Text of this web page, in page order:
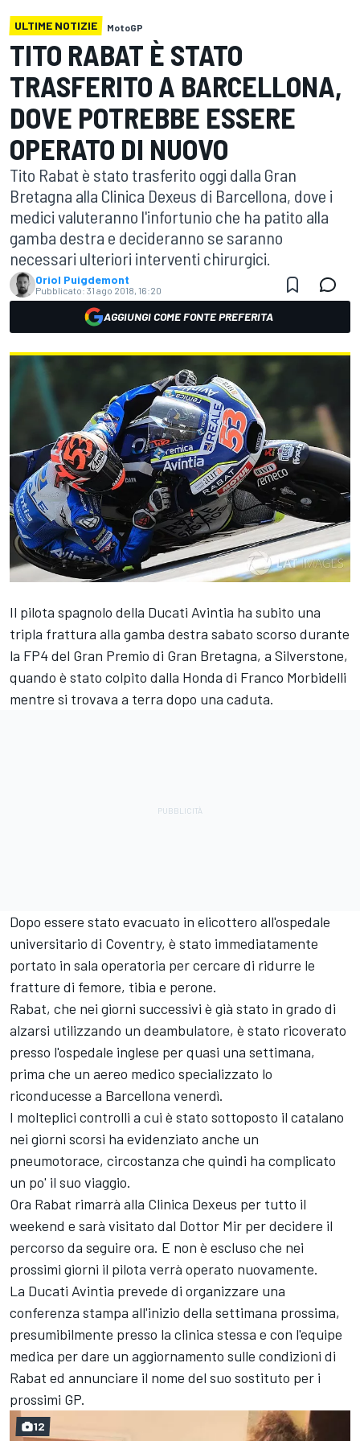
ULTIME NOTIZIE MotoGP
TITO RABAT È STATO
TRASFERITO A BARCELLONA,
DOVE POTREBBE ESSERE
OPERATO DI NUOVO
Tito Rabat è stato trasferito oggi dalla Gran
Bretagna alla Clinica Dexeus di Barcellona, dove i
medici valuteranno l'infortunio che ha patito alla
gamba destra e decideranno se saranno
necessari ulteriori interventi chirurgici.
Oriol Puigdemont
Pubblicato: 31 ago 2018, 16:20
AGGIUNGI COME FONTE PREFERITA
Il pilota spagnolo della Ducati Avintia ha subito una
tripla frattura alla gamba destra sabato scorso durante
la FP4 del Gran Premio di Gran Bretagna, a Silverstone,
quando è stato colpito dalla Honda di Franco Morbidelli
mentre si trovava a terra dopo una caduta.
Dopo essere stato evacuato in elicottero all'ospedale
universitario di Coventry, è stato immediatamente
portato in sala operatoria per cercare di ridurre le
fratture di femore, tibia e perone.
Rabat, che nei giorni successivi è già stato in grado di
alzarsi utilizzando un deambulatore, è stato ricoverato
presso l'ospedale inglese per quasi una settimana,
prima che un aereo medico specializzato lo
riconducesse a Barcellona venerdì.
I molteplici controlli a cui è stato sottoposto il catalano
nei giorni scorsi ha evidenziato anche un
pneumotorace, circostanza che quindi ha complicato
un po' il suo viaggio.
Ora Rabat rimarrà alla Clinica Dexeus per tutto il
weekend e sarà visitato dal Dottor Mir per decidere il
percorso da seguire ora. E non è escluso che nei
prossimi giorni il pilota verrà operato nuovamente.
La Ducati Avintia prevede di organizzare una
conferenza stampa all'inizio della settimana prossima,
presumibilmente presso la clinica stessa e con l'equipe
medica per dare un aggiornamento sulle condizioni di
Rabat ed annunciare il nome del suo sostituto per i
prossimi GP.
12